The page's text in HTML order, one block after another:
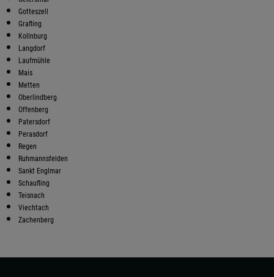
Gotteszell
Grafling
Kollnburg
Langdorf
Laufmühle
Mais
Metten
Oberlindberg
Offenberg
Patersdorf
Perasdorf
Regen
Ruhmannsfelden
Sankt Englmar
Schaufling
Teisnach
Viechtach
Zachenberg